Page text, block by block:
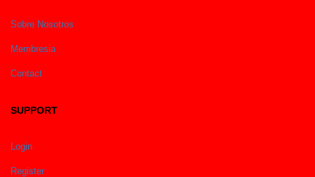
Sobre Nosotros
Membresia
Contact
SUPPORT
Login
Register